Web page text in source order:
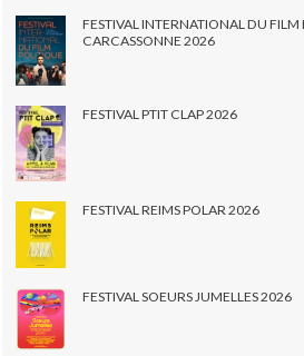
FESTIVAL INTERNATIONAL DU
CARCASSONNE 2026
FESTIVAL PTIT CLAP 2026
FESTIVAL REIMS POLAR 2026
FESTIVAL SOEURS JUMELLES 2026